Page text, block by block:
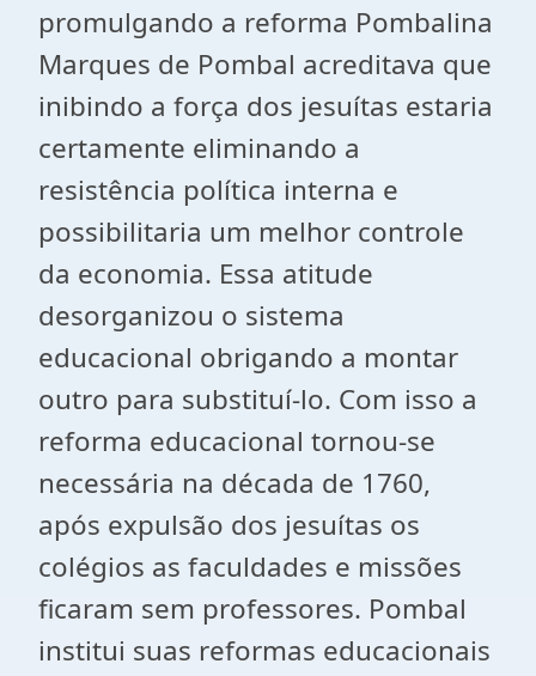
promulgando a reforma Pombalina
Marques de Pombal acreditava que
inibindo a força dos jesuítas estaria
certamente eliminando a
resistência política interna e
possibilitaria um melhor controle
da economia. Essa atitude
desorganizou o sistema
educacional obrigando a montar
outro para substituí-lo. Com isso a
reforma educacional tornou-se
necessária na década de 1760,
após expulsão dos jesuítas os
colégios as faculdades e missões
ficaram sem professores. Pombal
institui suas reformas educacionais